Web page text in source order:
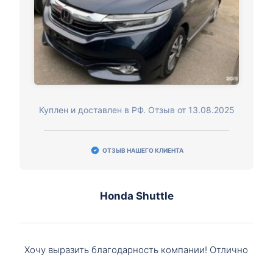
Куплен и доставлен в РФ. Отзыв от 13.08.2025
ОТЗЫВ НАШЕГО КЛИЕНТА
Honda Shuttle
Хочу выразить благодарность компании! Отлично